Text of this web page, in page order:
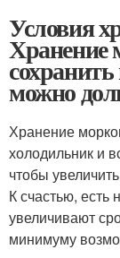
Условия
Хранение
можно
Хранение
холодильник и
чтобы
К счастью, есть
увеличивают
минимуму